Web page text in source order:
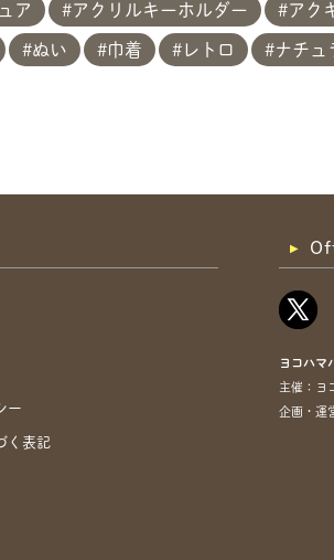
ア アクリルキーホルダー アク
ぬい 巾着 レトロ ナチュ
ー
く表記
ヨコハマ
主催：ヨ
企画・運